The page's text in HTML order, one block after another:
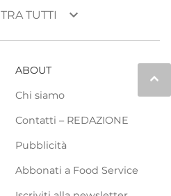
TUTTI keyboard_arrow_down
keyboard_arrow_up
ABOUT
Chi siamo
Contatti – REDAZIONE
Pubblicità
Abbonati a Food Service